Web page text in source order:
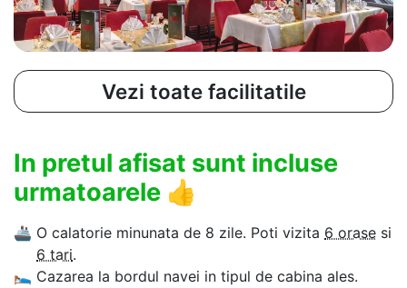
Vezi toate facilitatile
In pretul afisat sunt incluse
urmatoarele 👍
🚢 O calatorie minunata de 8 zile. Poti vizita 6 orase si
6 tari.
🛌 Cazarea la bordul navei in tipul de cabina ales.